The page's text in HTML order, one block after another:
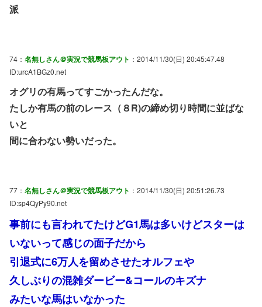
派
74： 名無しさん＠実況で競馬板アウト ：2014/11/30(日) 20:45:47.48
ID:urcA1BGz0.net
オグリの有馬ってすごかったんだな。
たしか有馬の前のレース（８R)の締め切り時間に並ばな
いと
間に合わない勢いだった。
77： 名無しさん＠実況で競馬板アウト ：2014/11/30(日) 20:51:26.73
ID:sp4QyPy90.net
事前にも言われてたけどG1馬は多いけどスターは
いないって感じの面子だから
引退式に6万人を留めさせたオルフェや
久しぶりの混雑ダービー&コールのキズナ
みたいな馬はいなかった